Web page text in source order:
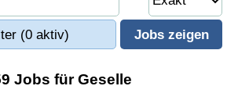
(0 aktiv)
Jobs für Geselle